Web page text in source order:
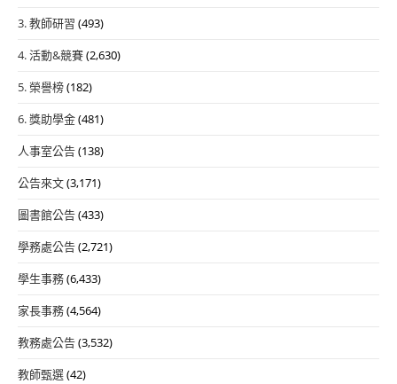
3. 教師研習 (493)
4. 活動&競賽(2,630)
5. 榮譽榜(182)
6. 獎助學金(481)
人事室公告(138)
公告來文(3,171)
圖書館公告(433)
學務處公告(2,721)
學生事務(6,433)
家長事務(4,564)
教務處公告(3,532)
教師甄選(42)